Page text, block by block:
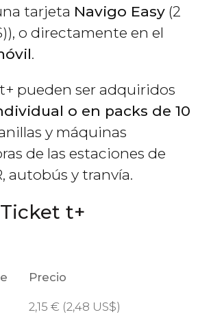
tarjeta Navigo Easy (2
)), o directamente en el
.
pueden ser adquiridos
o en packs de 10
y máquinas
de las estaciones de
autobús y tranvía.
t+
Precio
2,15 € (2,48 US$)